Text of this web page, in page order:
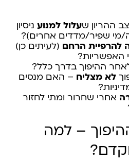
ההריון שעלול למנוע ניסיון
מי שפיר/מדדים אחרים)?
להרפיית הרחם (לעיתים כן)
האפשריות?
ההיפוך בדרך כלל?
לא מצליח – האם מנסים
אחרי שחרור ומתי לחזור
– למה